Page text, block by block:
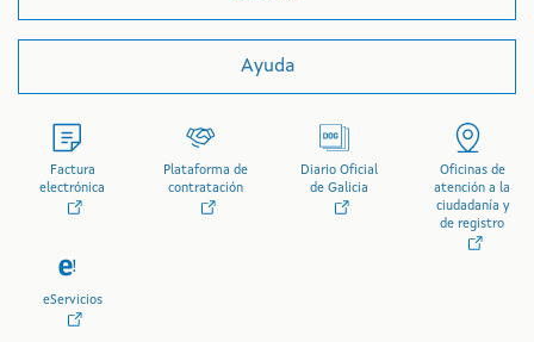
Ayuda
Factura
electrónica
Plataforma de
contratación
Diario Oficial
de Galicia
Oficinas de
atención a la
ciudadanía y
de registro
eServicios